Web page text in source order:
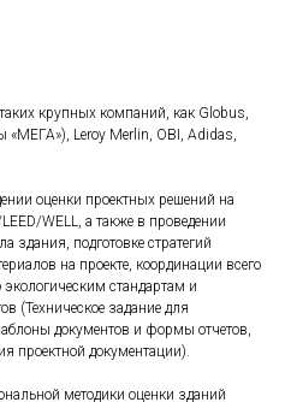
крупных компаний, как Globus,
«МЕГА»), Leroy Merlin, OBI, Adidas,
оценки проектных решений на
WELL, а также в проведении
здания, подготовке стратегий
на проекте, координации всего
стандартам и
(Техническое задание для
документов и формы отчетов,
проектной документации).
методики оценки зданий